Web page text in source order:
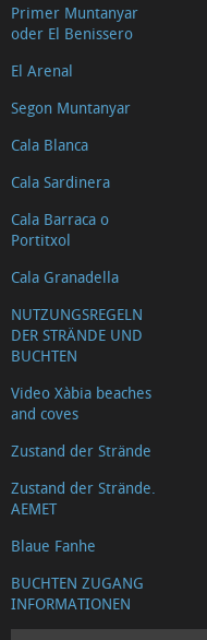
Primer Muntanyar
oder El Benissero
El Arenal
Segon Muntanyar
Cala Blanca
Cala Sardinera
Cala Barraca o
Portitxol
Cala Granadella
NUTZUNGSREGELN
DER STRÄNDE UND
BUCHTEN
Video Xàbia beaches
and coves
Zustand der Strände
Zustand der Strände.
AEMET
Blaue Fanhe
BUCHTEN ZUGANG
INFORMATIONEN